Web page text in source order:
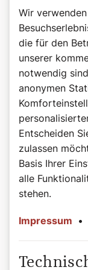
©pedesign.de
Rezept:
Teresa Zukic
Zutaten:
zwei
zwei
ein
ein
Wir
die für den
unserer
notwendig
anonymen
Entscheiden
zulassen
Basis Ihrer
alle
stehen.
Impressum •